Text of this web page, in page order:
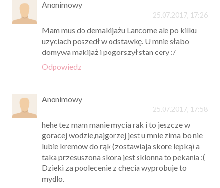
Anonimowy
25.07.2017, 17:26
Mam mus do demakijażu Lancome ale po kilku
uzyciach poszedł w odstawkę. U mnie słabo
domywa makijaż i pogorszył stan cery :/
Odpowiedz
Anonimowy
25.07.2017, 17:58
hehe tez mam manie mycia rak i to jeszcze w
goracej wodzie,najgorzej jest u mnie zima bo nie
lubie kremow do rąk (zostawiaja skore lepką) a
taka przesuszona skora jest sklonna to pekania :(
Dzieki za poolecenie z checia wyprobuje to
mydlo.